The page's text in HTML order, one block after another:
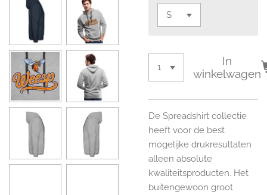
In
winkelwagen
De Spreadshirt collectie
heeft voor de best
mogelijke drukresultaten
alleen absolute
kwaliteitsproducten. Het
buitengewoon groot